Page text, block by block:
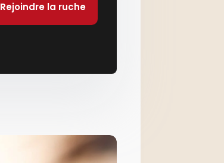
Rejoindre la ruche